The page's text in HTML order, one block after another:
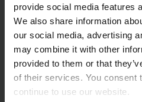
provide social media features
We also share information
our social media, advertising
may combine it with other
provided to them or that
of their services. You consent
continue to use our website.